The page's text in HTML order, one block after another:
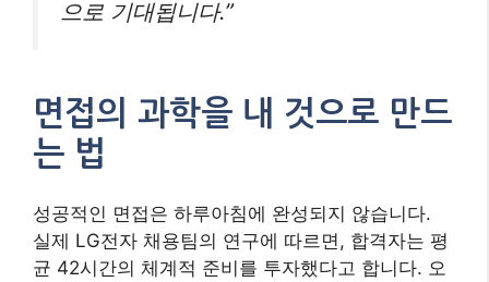
으로 기대됩니다.”
면접의 과학을 내 것으로 만드
는 법
성공적인 면접은 하루아침에 완성되지 않습니다.
실제 LG전자 채용팀의 연구에 따르면, 합격자는 평
균 42시간의 체계적 준비를 투자했다고 합니다. 오